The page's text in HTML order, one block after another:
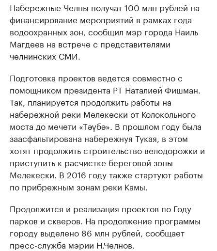
Набережные Челны получат 100 млн рублей на
финансирование мероприятий в рамках года
водоохранных зон, сообщил мэр города Наиль
Магдеев на встрече с представителями
челнинских СМИ.
Подготовка проектов ведется совместно с
помощником президента РТ Наталией Фишман.
Так, планируется продолжить работы на
набережной реки Мелекески от Колокольного
моста до мечети «Тәүбә». В прошлом году была
заасфальтирована набережнуя Тукая, в этом
хотят продолжить строительство велодорожки и
приступить к расчистке береговой зоны
Мелекески. В 2016 году также стартуют работы
по прибрежным зонам реки Камы.
Продолжится и реализация проектов по Году
парков и скверов. На продолжение программы
городу выделено 86 млн рублей, сообщает
пресс-служба мэрии Н.Челнов.